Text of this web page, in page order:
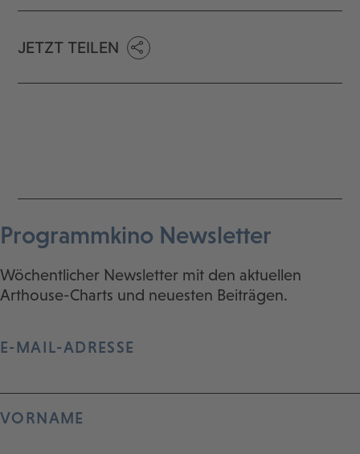
JETZT TEILEN
Programmkino Newsletter
Wöchentlicher Newsletter mit den aktuellen
Arthouse-Charts und neuesten Beiträgen.
E-MAIL-ADRESSE
VORNAME